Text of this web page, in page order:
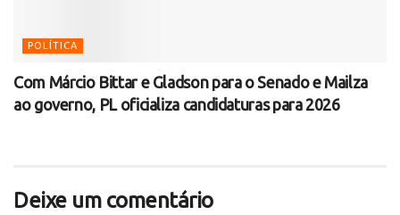
POLÍTICA
Com Márcio Bittar e Gladson para o Senado e Mailza
ao governo, PL oficializa candidaturas para 2026
Deixe um comentário